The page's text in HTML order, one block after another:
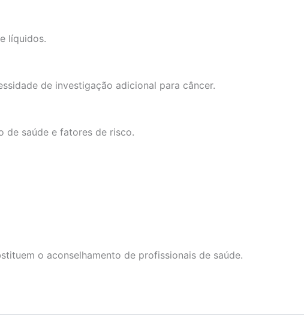
líquidos.
de investigação adicional para câncer.
de saúde e fatores de risco.
o aconselhamento de profissionais de saúde.